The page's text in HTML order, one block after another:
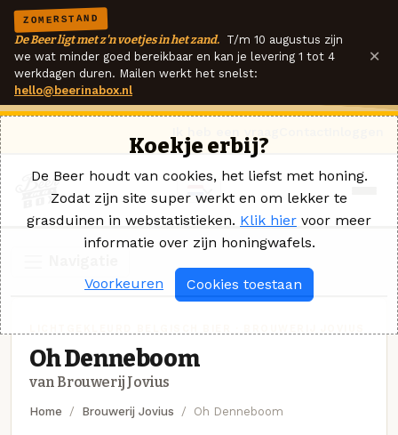
ZOMERSTAND
De Beer ligt met z'n voetjes in het zand. T/m 10 augustus zijn
we wat minder goed bereikbaar en kan je levering 1 tot 4
werkdagen duren. Mailen werkt het snelst:
hello@beerinabox.nl
×
Oh Denneboom
van Brouwerij Jovius
Home Brouwerij Jovius Oh Denneboom
Koekje erbij?
De Beer houdt van cookies, het liefst met honing.
Zodat zijn site super werkt en om lekker te
grasduinen in webstatistieken. Klik hier voor meer
informatie over zijn honingwafels.
Voorkeuren Cookies toestaan